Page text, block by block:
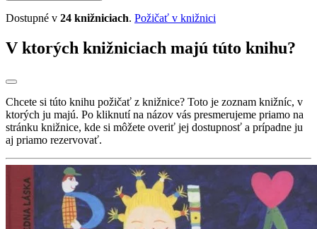
Dostupné v 24 knižniciach. Požičať v knižnici
V ktorých knižniciach majú túto knihu?
Chcete si túto knihu požičať z knižnice? Toto je zoznam knižníc, v
ktorých ju majú. Po kliknutí na názov vás presmerujeme priamo na
stránku knižnice, kde si môžete overiť jej dostupnosť a prípadne ju
aj priamo rezervovať.